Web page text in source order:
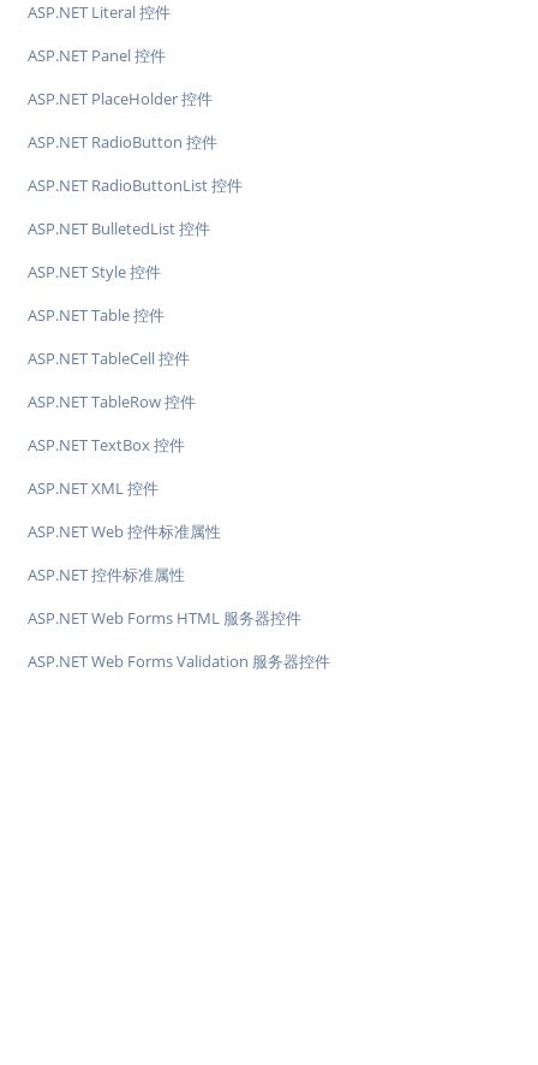
ASP.NET Literal 控件
ASP.NET Panel 控件
ASP.NET PlaceHolder 控件
ASP.NET RadioButton 控件
ASP.NET RadioButtonList 控件
ASP.NET BulletedList 控件
ASP.NET Style 控件
ASP.NET Table 控件
ASP.NET TableCell 控件
ASP.NET TableRow 控件
ASP.NET TextBox 控件
ASP.NET XML 控件
ASP.NET Web 控件标准属性
ASP.NET 控件标准属性
ASP.NET Web Forms HTML 服务器控件
ASP.NET Web Forms Validation 服务器控件